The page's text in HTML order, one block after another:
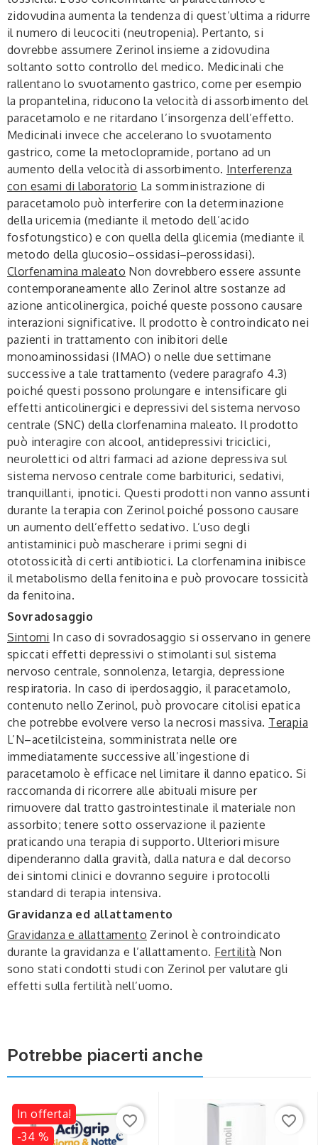
zidovudina aumenta la tendenza di quest’ultima a ridurre
il numero di leucociti (neutropenia). Pertanto, si
dovrebbe assumere Zerinol insieme a zidovudina
soltanto sotto controllo del medico. Medicinali che
rallentano lo svuotamento gastrico, come per esempio
la propantelina, riducono la velocità di assorbimento del
paracetamolo e ne ritardano l’insorgenza dell’effetto.
Medicinali invece che accelerano lo svuotamento
gastrico, come la metoclopramide, portano ad un
aumento della velocità di assorbimento. Interferenza
con esami di laboratorio La somministrazione di
paracetamolo può interferire con la determinazione
della uricemia (mediante il metodo dell’acido
fosfotungstico) e con quella della glicemia (mediante il
metodo della glucosio–ossidasi–perossidasi).
Clorfenamina maleato Non dovrebbero essere assunte
contemporaneamente allo Zerinol altre sostanze ad
azione anticolinergica, poiché queste possono causare
interazioni significative. Il prodotto è controindicato nei
pazienti in trattamento con inibitori delle
monoaminossidasi (IMAO) o nelle due settimane
successive a tale trattamento (vedere paragrafo 4.3)
poiché questi possono prolungare e intensificare gli
effetti anticolinergici e depressivi del sistema nervoso
centrale (SNC) della clorfenamina maleato. Il prodotto
può interagire con alcool, antidepressivi triciclici,
neurolettici od altri farmaci ad azione depressiva sul
sistema nervoso centrale come barbiturici, sedativi,
tranquillanti, ipnotici. Questi prodotti non vanno assunti
durante la terapia con Zerinol poiché possono causare
un aumento dell’effetto sedativo. L’uso degli
antistaminici può mascherare i primi segni di
ototossicità di certi antibiotici. La clorfenamina inibisce
il metabolismo della fenitoina e può provocare tossicità
da fenitoina.
Sovradosaggio
Sintomi In caso di sovradosaggio si osservano in genere
spiccati effetti depressivi o stimolanti sul sistema
nervoso centrale, sonnolenza, letargia, depressione
respiratoria. In caso di iperdosaggio, il paracetamolo,
contenuto nello Zerinol, può provocare citolisi epatica
che potrebbe evolvere verso la necrosi massiva. Terapia
L’N–acetilcisteina, somministrata nelle ore
immediatamente successive all’ingestione di
paracetamolo è efficace nel limitare il danno epatico. Si
raccomanda di ricorrere alle abituali misure per
rimuovere dal tratto gastrointestinale il materiale non
assorbito; tenere sotto osservazione il paziente
praticando una terapia di supporto. Ulteriori misure
dipenderanno dalla gravità, dalla natura e dal decorso
dei sintomi clinici e dovranno seguire i protocolli
standard di terapia intensiva.
Gravidanza ed allattamento
Gravidanza e allattamento Zerinol è controindicato
durante la gravidanza e l’allattamento. Fertilità Non
sono stati condotti studi con Zerinol per valutare gli
effetti sulla fertilità nell’uomo.
Potrebbe piacerti anche
In offerta!
-34 %
favorite_border favorite_border